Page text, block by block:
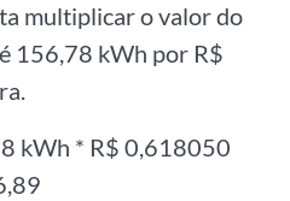
multiplicar o valor do
156,78 kWh por R$
kWh * R$ 0,618050